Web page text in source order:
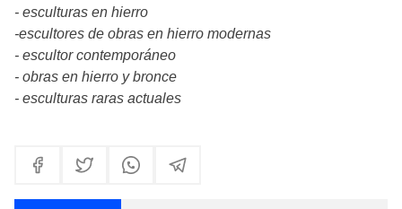
- esculturas en hierro
-escultores de obras en hierro modernas
- escultor contemporáneo
- obras en hierro y bronce
- esculturas raras actuales